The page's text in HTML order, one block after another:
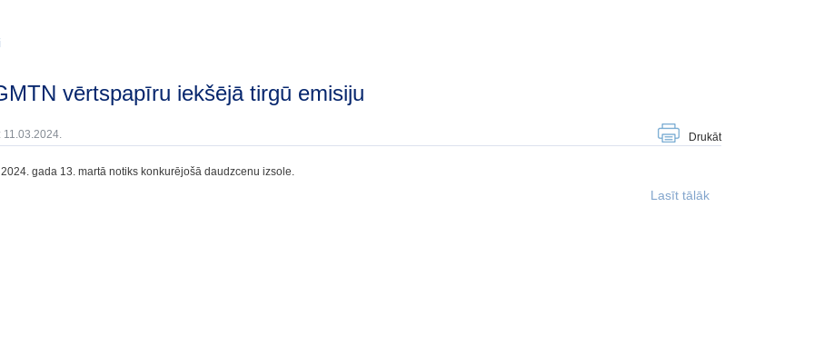
GMTN vērtspapīru iekšējā tirgū emisiju
11.03.2024. Drukāt
gada 13. martā notiks konkurējošā daudzcenu izsole.
Lasīt tālāk